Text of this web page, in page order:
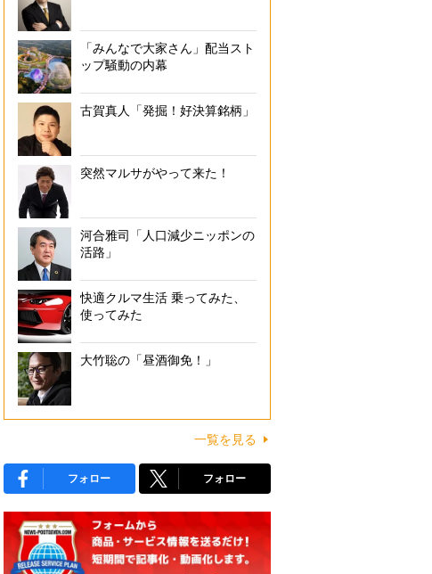
「みんなで大家さん」配当スト
ップ騒動の内幕
古賀真人「発掘！好決算銘柄」
突然マルサがやって来た！
河合雅司「人口減少ニッポンの
活路」
快適クルマ生活 乗ってみた、
使ってみた
大竹聡の「昼酒御免！」
一覧を見る
フォロー フォロー